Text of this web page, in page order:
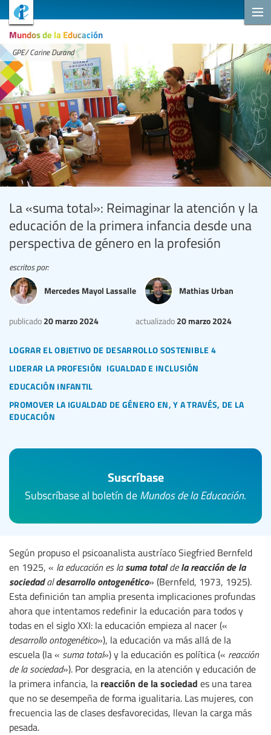
Mundos de la Educación
GPE/ Carine Durand
La «suma total»: Reimaginar la atención y la
educación de la primera infancia desde una
perspectiva de género en la profesión
lograr el objetivo de desarrollo sostenible 4
liderar la profesión igualdad e inclusión
educación infantil
promover la igualdad de género en, y a través, de la
educación
publicado 20 marzo 2024 actualizado 20 marzo 2024
escritos por:
Mercedes Mayol Lassalle Mathias Urban
Suscríbase
Subscríbase al boletín de Mundos de la Educación.
Según propuso el psicoanalista austríaco Siegfried Bernfeld
en 1925, « la educación es lasuma totaldela reacción de la
sociedadaldesarrollo ontogenético» (Bernfeld, 1973, 1925).
Esta definición tan amplia presenta implicaciones profundas
ahora que intentamos redefinir la educación para todos y
todas en el siglo XXI: la educación empieza al nacer («
desarrollo ontogenético»), la educación va más allá de la
escuela (la « suma total») y la educación es política (« reacción
de la sociedad»). Por desgracia, en la atención y educación de
la primera infancia, la reacción de la sociedad es una tarea
que no se desempeña de forma igualitaria. Las mujeres, con
frecuencia las de clases desfavorecidas, llevan la carga más
pesada.